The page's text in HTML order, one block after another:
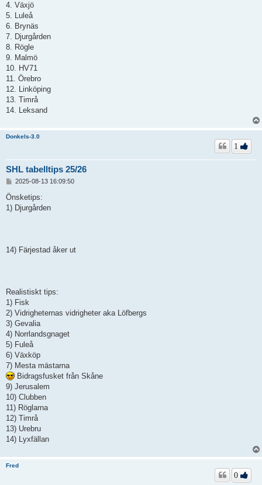
4. Växjö
5. Luleå
6. Brynäs
7. Djurgården
8. Rögle
9. Malmö
10. HV71
11. Örebro
12. Linköping
13. Timrå
14. Leksand
Donkels-3.0
SHL tabelltips 25/26
1
l
ä
g
2025-08-13 16:09:50
Önsketips:
1) Djurgården
14) Färjestad åker ut
Realistiskt tips:
1) Fisk
2) Vidrigheternas vidrigheter aka Löfbergs
3) Gevalia
4) Norrlandsgnaget
5) Fuleå
6) Växköp
7) Mesta mästarna
Bidragsfusket från Skåne
9) Jerusalem
10) Clubben
11) Röglarna
12) Timrå
13) Urebru
14) Lyxfällan
Fred
0